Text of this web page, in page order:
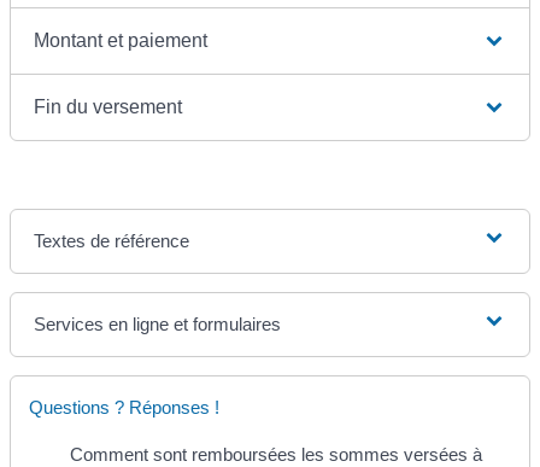
Montant et paiement
Fin du versement
Textes de référence
Services en ligne et formulaires
Questions ? Réponses !
Comment sont remboursées les sommes versées à